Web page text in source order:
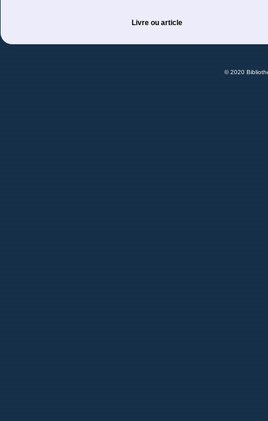
Livre ou article
© 2020